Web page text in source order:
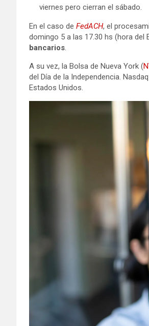
viernes pero cierran el sábado.
En el caso de FedACH, el
domingo 5 a las 17.30 hs (hora del
bancarios
A su vez, la Bolsa de Nueva York (
del Día de la Independencia.
Estados Unidos.